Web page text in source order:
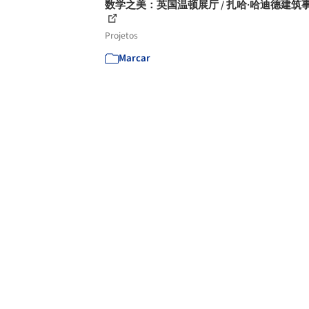
数学之美：英国温顿展厅 / 扎哈·哈迪德建筑
Projetos
Marcar